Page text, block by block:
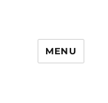
MENU